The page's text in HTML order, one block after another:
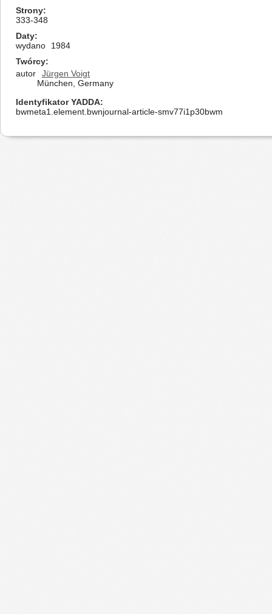
Strony
333-348
Daty
wydano
1984
Twórcy
autor
Jürgen Voigt
München, Germany
Identyfikator YADDA
bwmeta1.element.bwnjournal-article-smv77i1p30bwm